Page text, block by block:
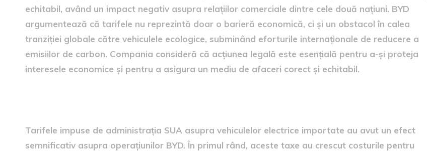
echitabil, având un impact negativ asupra relațiilor comerciale dintre cele două națiuni. BYD
argumentează că tarifele nu reprezintă doar o barieră economică, ci și un obstacol în calea
tranziției globale către vehiculele ecologice, subminând eforturile internaționale de reducere a
emisiilor de carbon. Compania consideră că acțiunea legală este esențială pentru a-și proteja
interesele economice și pentru a asigura un mediu de afaceri corect și echitabil.
Tarifele impuse de administrația SUA asupra vehiculelor electrice importate au avut un efect
semnificativ asupra operațiunilor BYD. În primul rând, aceste taxe au crescut costurile pentru